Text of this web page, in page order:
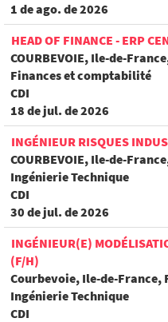
1 de ago. de 2026
HEAD OF FINANCE - ERP
COURBEVOIE, Ile-de-
Finances et comptabilité
CDI
18 de jul. de 2026
INGÉNIEUR RISQUES
COURBEVOIE, Ile-de-
Ingénierie Technique
CDI
30 de jul. de 2026
INGÉNIEUR(E)
(F/H)
Courbevoie, Ile-de-France,
Ingénierie Technique
CDI